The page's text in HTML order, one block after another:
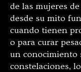
de las mujeres
desde su mito
cuando tienen
o para curar
un conocimiento
constelaciones,